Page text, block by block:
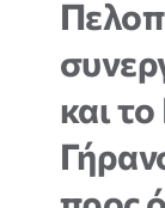
και